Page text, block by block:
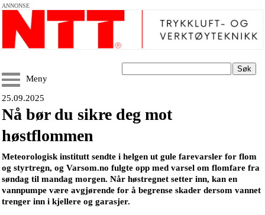
ANNONSE
Søk
Meny
25.09.2025
Nå bør du sikre deg mot
høstflommen
Meteorologisk institutt sendte i helgen ut gule farevarsler for flom
og styrtregn, og Varsom.no fulgte opp med varsel om flomfare fra
søndag til mandag morgen. Når høstregnet setter inn, kan en
vannpumpe være avgjørende for å begrense skader dersom vannet
trenger inn i kjellere og garasjer.